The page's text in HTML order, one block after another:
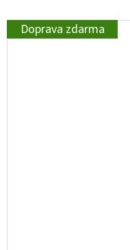
Doprava zdarma